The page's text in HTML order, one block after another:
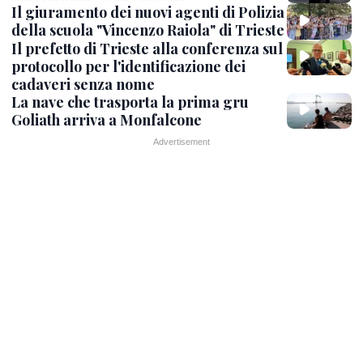
Il giuramento dei nuovi agenti di Polizia
della scuola "Vincenzo Raiola" di Trieste
Il prefetto di Trieste alla conferenza sul
protocollo per l'identificazione dei
cadaveri senza nome
La nave che trasporta la prima gru
Goliath arriva a Monfalcone